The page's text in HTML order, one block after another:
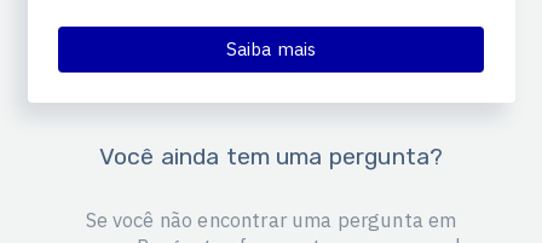
Saiba mais
Você ainda tem uma pergunta?
Se você não encontrar uma pergunta em